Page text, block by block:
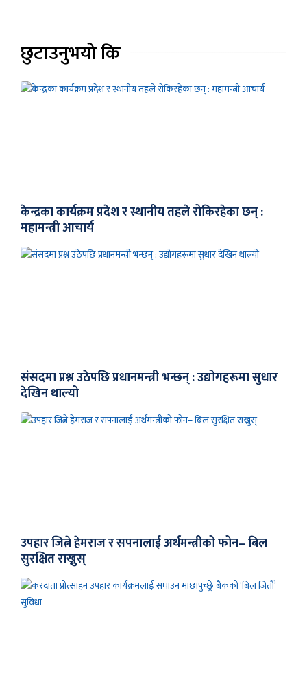
छुटाउनुभयो कि
केन्द्रका कार्यक्रम प्रदेश र स्थानीय तहले रोकिरहेका छन् :
महामन्त्री आचार्य
संसदमा प्रश्न उठेपछि प्रधानमन्त्री भन्छन् : उद्योगहरूमा सुधार
देखिन थाल्यो
उपहार जित्ने हेमराज र सपनालाई अर्थमन्त्रीको फोन– बिल
सुरक्षित राख्नुस्